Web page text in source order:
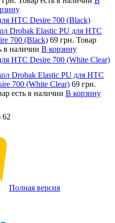
HTC Desire 700 (Black)
Drobak Elastic PU для HTC
700 (Black) 69 грн. Товар
в наличии В корзину
HTC Desire 700 (White Clear)
Drobak Elastic PU для HTC
700 (White Clear) 69 грн.
есть в наличии В корзину
62
Полная версия